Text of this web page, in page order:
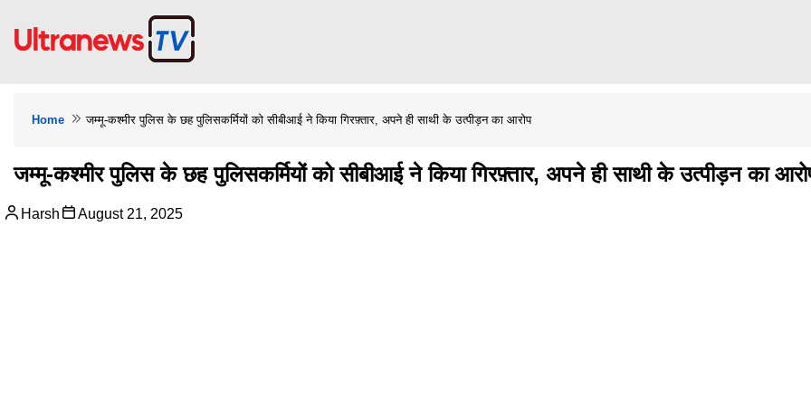
Home जम्मू-कश्मीर पुलिस के छह पुलिसकर्मियों को सीबीआई ने किया गिरफ़्तार, अपने ही साथी के उत्पीड़न का आरोप
जम्मू-कश्मीर पुलिस के छह पुलिसकर्मियों को सीबीआई ने किया गिरफ़्तार, अपने ही साथी के उत्पीड़न का
Harsh August 21, 2025